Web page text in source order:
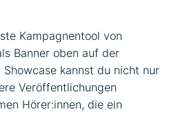
Kampagnentool von
Banner oben auf der
kannst du nicht nur
Veröffentlichungen
Hörer:innen, die ein